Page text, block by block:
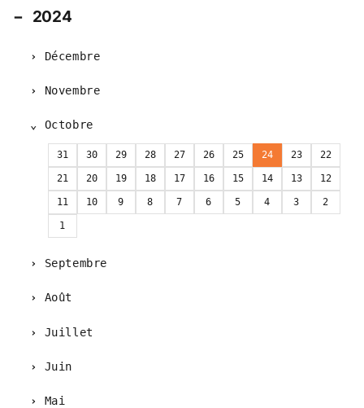
2024
Décembre
Novembre
Octobre
31 30 29 28 27 26 25 24 23 22
21 20 19 18 17 16 15 14 13 12
11 10 9 8 7 6 5 4 3 2
1
Septembre
Août
Juillet
Juin
Mai